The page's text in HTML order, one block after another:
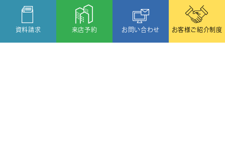
資料請求 来店予約 お問い合わせ お客様ご紹介制度